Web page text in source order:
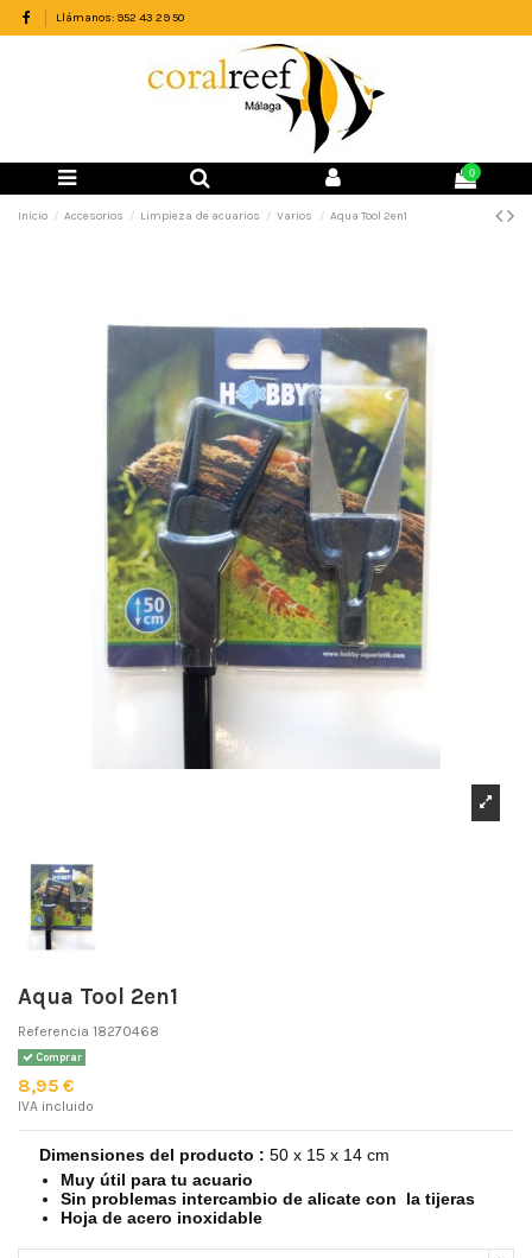
Llámanos: 952 43 29 50
0
Inicio Accesorios Limpieza de acuarios Varios Aqua Tool 2en1
Aqua Tool 2en1
Referencia 18270468
Comprar
8,95 €
IVA incluido
Dimensiones del producto : 50 x 15 x 14 cm
Muy útil para tu acuario
Sin problemas intercambio de alicate con la tijeras
Hoja de acero inoxidable